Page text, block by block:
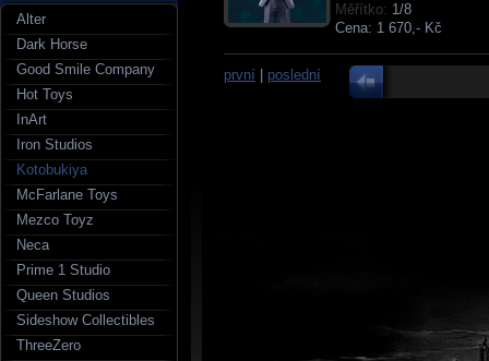
Měřítko: 1/8
Cena: 1 670,- Kč
první poslední
Alter
Dark Horse
Good Smile Company
Hot Toys
InArt
Iron Studios
Kotobukiya
McFarlane Toys
Mezco Toyz
Neca
Prime 1 Studio
Queen Studios
Sideshow Collectibles
ThreeZero